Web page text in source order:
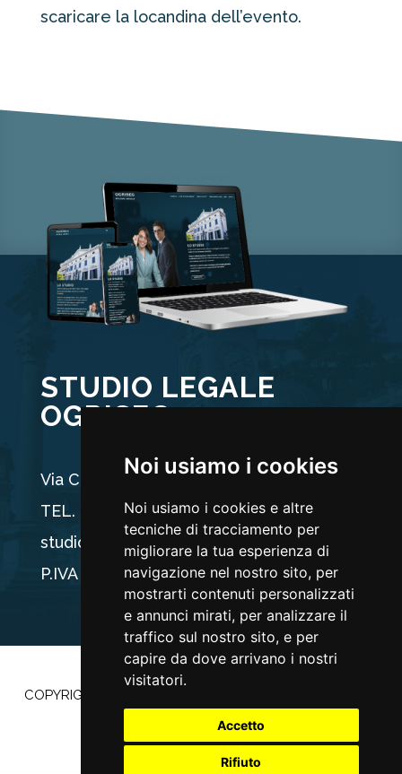
Noi usiamo i cookies
Noi usiamo i cookies e altre
tecniche di tracciamento per
migliorare la tua esperienza di
navigazione nel nostro sito, per
mostrarti contenuti personalizzati
e annunci mirati, per analizzare il
traffico sul nostro sito, e per
capire da dove arrivano i nostri
visitatori.
Accetto
Rifiuto
scaricare la locandina dell’evento.
STUDIO LEGALE
OGRISEG
Via Carducci 44, 33100 Udine
TEL. +39 0432 512704
studio@ogriseg.legal
P.IVA 02590960304
COPYRIGHT ©2022 |
ETEC MINDS